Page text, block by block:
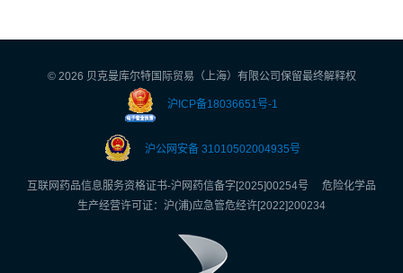
© 2026 贝克曼库尔特国际贸易（上海）有限公司保留最终解释权
沪ICP备18036651号-1
沪公网安备 31010502004935号
互联网药品信息服务资格证书-沪网药信备字[2025]00254号 危险化学品
生产经营许可证：沪(浦)应急管危经许[2022]200234